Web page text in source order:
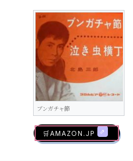
Help
ブンガチャ節
🛒AMAZON.jp